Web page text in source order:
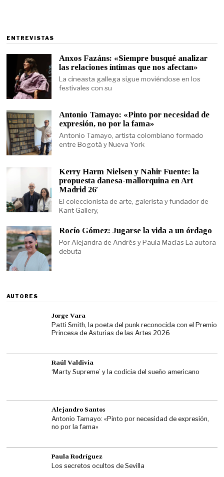
ENTREVISTAS
Anxos Fazáns: «Siempre busqué analizar
las relaciones íntimas que nos afectan»
La cineasta gallega sigue moviéndose en los
festivales con su
Antonio Tamayo: «Pinto por necesidad de
expresión, no por la fama»
Antonio Tamayo, artista colombiano formado
entre Bogotá y Nueva York
Kerry Harm Nielsen y Nahir Fuente: la
propuesta danesa-mallorquina en Art
Madrid 26′
El coleccionista de arte, galerista y fundador de
Kant Gallery,
Rocío Gómez: Jugarse la vida a un órdago
Por Alejandra de Andrés y Paula Macías La autora
debuta
AUTORES
Jorge Vara
Patti Smith, la poeta del punk reconocida con el Premio
Princesa de Asturias de las Artes 2026
Raúl Valdivia
‘Marty Supreme’ y la codicia del sueño americano
Alejandro Santos
Antonio Tamayo: «Pinto por necesidad de expresión,
no por la fama»
Paula Rodríguez
Los secretos ocultos de Sevilla